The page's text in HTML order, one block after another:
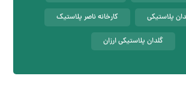
پلاستیکی کارخانه ناصر پلاستیک
گلدان پلاستیکی ارزان